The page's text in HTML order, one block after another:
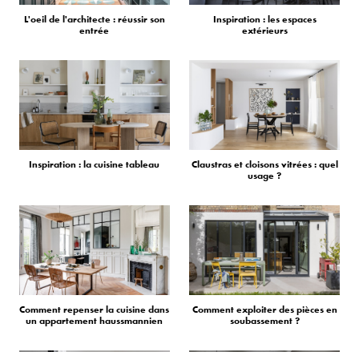
L'oeil de l'architecte : réussir son
entrée
Inspiration : les espaces
extérieurs
Inspiration : la cuisine tableau
Claustras et cloisons vitrées : quel
usage ?
Comment repenser la cuisine dans
un appartement haussmannien
Comment exploiter des pièces en
soubassement ?